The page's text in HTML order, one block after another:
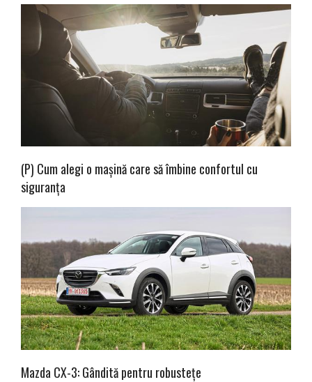
(P) Cum alegi o mașină care să îmbine confortul cu
siguranța
Mazda CX-3: Gândită pentru robustețe